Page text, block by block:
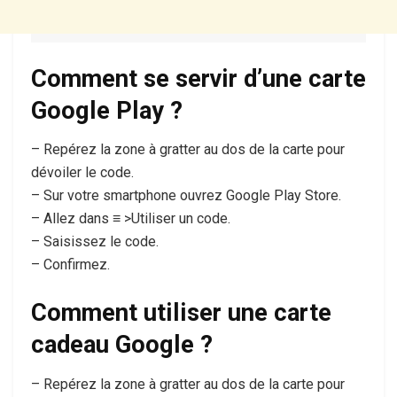
Comment se servir d’une carte
Google Play ?
– Repérez la zone à gratter au dos de la carte pour
dévoiler le code.
– Sur votre smartphone ouvrez Google Play Store.
– Allez dans ≡ >Utiliser un code.
– Saisissez le code.
– Confirmez.
Comment utiliser une carte
cadeau Google ?
– Repérez la zone à gratter au dos de la carte pour